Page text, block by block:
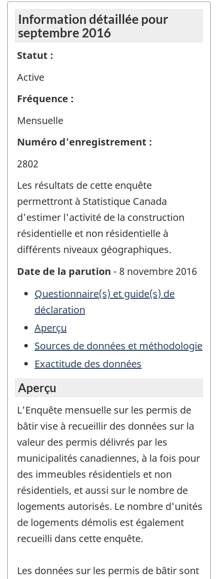
Information détaillée pour
septembre 2016
Statut :
Active
Fréquence :
Mensuelle
Numéro d'enregistrement :
2802
Les résultats de cette enquête
permettront à Statistique Canada
d'estimer l'activité de la construction
résidentielle et non résidentielle à
différents niveaux géographiques.
Date de la parution - 8 novembre 2016
Questionnaire(s) et guide(s) de
déclaration
Aperçu
Sources de données et méthodologie
Exactitude des données
Aperçu
L'Enquête mensuelle sur les permis de
bâtir vise à recueillir des données sur la
valeur des permis délivrés par les
municipalités canadiennes, à la fois pour
des immeubles résidentiels et non
résidentiels, et aussi sur le nombre de
logements autorisés. Le nombre d'unités
de logements démolis est également
recueilli dans cette enquête.
Les données sur les permis de bâtir sont